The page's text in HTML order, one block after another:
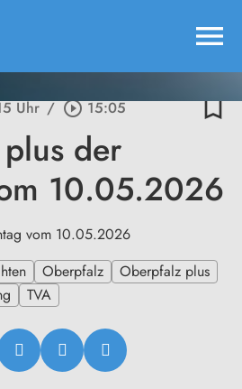
menu
Uhr / play_circle_outline15:05 bookmark_border
der
10.05.2026
vom 10.05.2026
Oberpfalz
Oberpfalz plus
TVA